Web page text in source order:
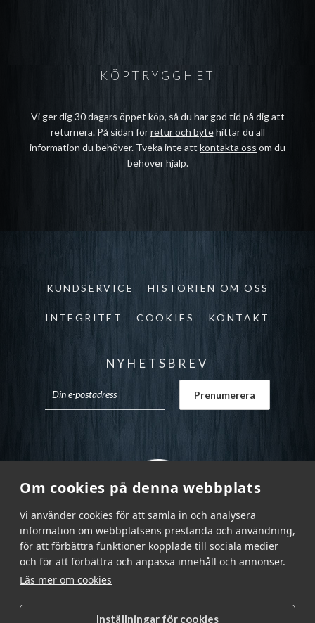
Om cookies på denna webbplats
Vi använder cookies för att samla in och analysera
information om webbplatsens prestanda och användning,
för att förbättra funktioner kopplade till sociala medier
och för att förbättra och anpassa innehåll och annonser.
Läs mer om cookies
Inställningar för cookies
KÖPTRYGGHET
Vi ger dig 30 dagars öppet köp, så du har god tid på dig att
returnera. På sidan förretur och bytehittar du all
information du behöver. Tveka inte att kontakta oss om du
behöver hjälp.
KUNDSERVICE HISTORIEN OM OSS
INTEGRITET COOKIES KONTAKT
NYHETSBREV